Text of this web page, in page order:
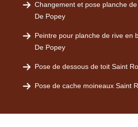
Changement et pose planche
De Popey
Peintre pour planche de rive en
De Popey
Pose de dessous de toit Saint
Pose de cache moineaux Saint